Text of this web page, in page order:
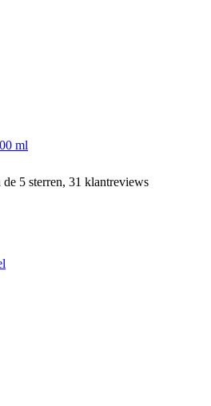
ml
5 sterren, 31 klantreviews